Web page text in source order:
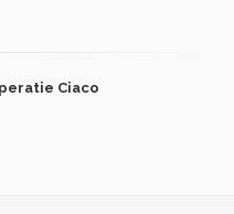
Ciaco